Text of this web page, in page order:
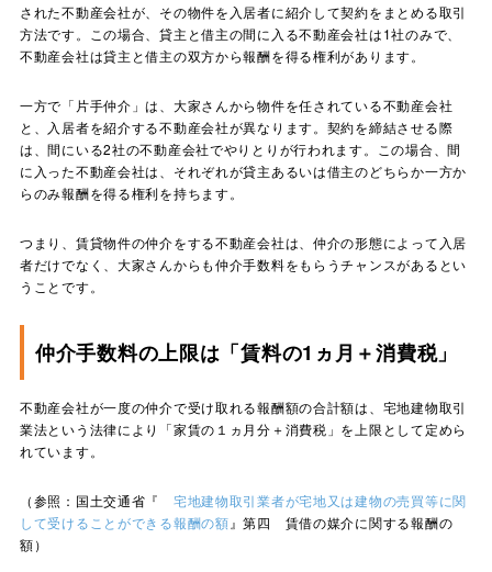
された不動産会社が、その物件を入居者に紹介して契約をまとめる取引
方法です。この場合、貸主と借主の間に入る不動産会社は1社のみで、
不動産会社は貸主と借主の双方から報酬を得る権利があります。
一方で「片手仲介」は、大家さんから物件を任されている不動産会社
と、入居者を紹介する不動産会社が異なります。契約を締結させる際
は、間にいる2社の不動産会社でやりとりが行われます。この場合、間
に入った不動産会社は、それぞれが貸主あるいは借主のどちらか一方か
らのみ報酬を得る権利を持ちます。
つまり、賃貸物件の仲介をする不動産会社は、仲介の形態によって入居
者だけでなく、大家さんからも仲介手数料をもらうチャンスがあるとい
うことです。
仲介手数料の上限は「賃料の1ヵ月＋消費税」
不動産会社が一度の仲介で受け取れる報酬額の合計額は、宅地建物取引
業法という法律により「家賃の１ヵ月分＋消費税」を上限として定めら
れています。
（参照：国土交通省『 宅地建物取引業者が宅地又は建物の売買等に関
して受けることができる報酬の額 』第四 賃借の媒介に関する報酬の
額）